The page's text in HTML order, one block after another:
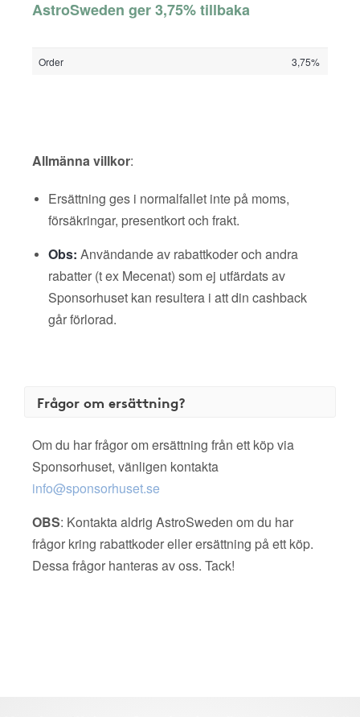
AstroSweden ger 3,75% tillbaka
Order 3,75%
Allmänna villkor:
Ersättning ges i normalfallet inte på moms,
försäkringar, presentkort och frakt.
Obs: Användande av rabattkoder och andra
rabatter (t ex Mecenat) som ej utfärdats av
Sponsorhuset kan resultera i att din cashback
går förlorad.
Frågor om ersättning?
Om du har frågor om ersättning från ett köp via
Sponsorhuset, vänligen kontakta
info@sponsorhuset.se
OBS: Kontakta aldrig AstroSweden om du har
frågor kring rabattkoder eller ersättning på ett köp.
Dessa frågor hanteras av oss. Tack!